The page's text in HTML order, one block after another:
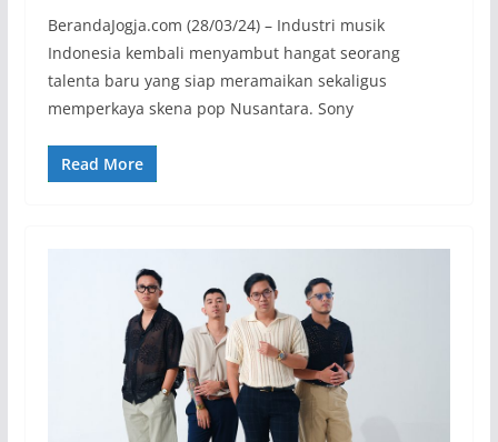
BerandaJogja.com (28/03/24) – Industri musik
Indonesia kembali menyambut hangat seorang
talenta baru yang siap meramaikan sekaligus
memperkaya skena pop Nusantara. Sony
Read More